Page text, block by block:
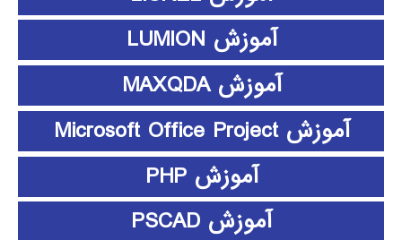
آموزش LUMION
آموزش MAXQDA
آموزش Microsoft Office Project
آموزش PHP
آموزش PSCAD